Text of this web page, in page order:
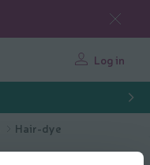
Log in
Hair-dye